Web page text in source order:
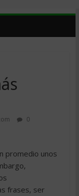
0
promedio unos
frases, ser